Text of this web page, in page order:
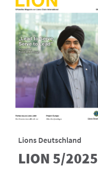
Lions Deutschland
LION 5/2025